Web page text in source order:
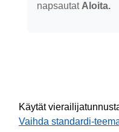
napsautat Aloita.
Käytät
Vaihda standardi-